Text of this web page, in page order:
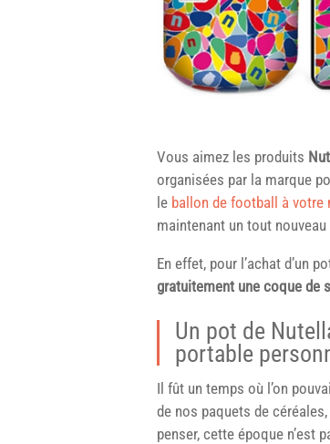
Vous aimez les produits
organisées par la marque
le ballon de football à votre
maintenant un tout nouveau
En effet, pour l’achat d’un
gratuitement une coque de
Un pot de
portable
Il fût un temps où l’on
de nos paquets de
penser, cette époque n’est